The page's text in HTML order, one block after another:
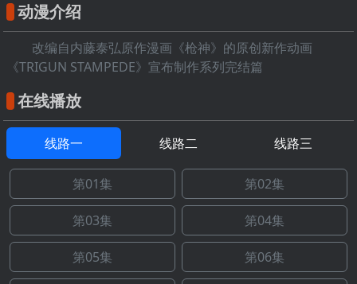
动漫介绍
改编自内藤泰弘原作漫画《枪神》的原创新作动画
《TRIGUN STAMPEDE》宣布制作系列完结篇
在线播放
线路一 线路二 线路三
第01集 第02集
第03集 第04集
第05集 第06集